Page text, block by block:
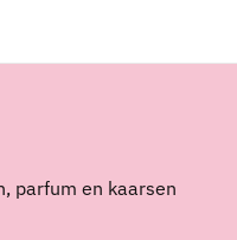
parfum en kaarsen